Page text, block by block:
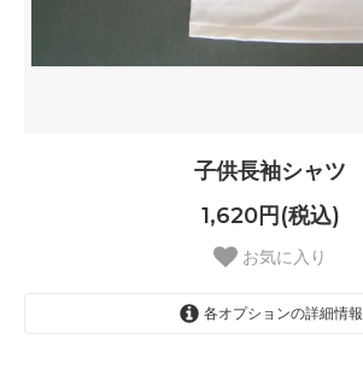
子供長袖シャツ
1,620円(税込)
お気に入り
各オプションの詳細情報